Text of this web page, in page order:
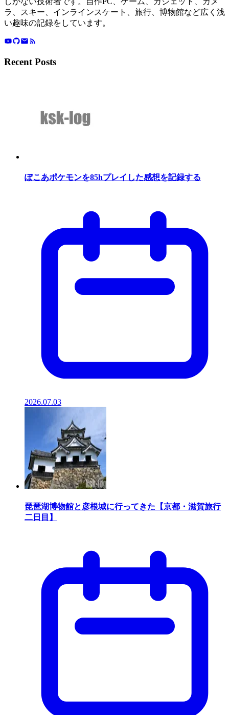
ラ、スキー、インラインスケート、旅行、博物館など広く浅
い趣味の記録をしています。
Recent Posts
ぽこあポケモンを85hプレイした感想を記録する
2026.07.03
琵琶湖博物館と彦根城に行ってきた【京都・滋賀旅行
二日目】